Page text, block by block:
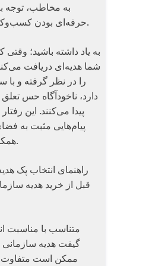
به مخاطب، توجه
حرفه‌ای بودن کسب‌وکار را به همراه دارد.
به یاد داشته باشید؛ وقتی
شما هدیه‌ای دریافت
را در نظر گرفته و با
دارد، ناخودآگاه حس
پیدا می‌کنند. این
پیام‌هایی مثبت به
همکاران منتقل می‌کند.
راهنمای انتخاب پک
قبل از خرید هدیه
متناسب با مناسبت
گیفت هدیه سازمانی
ممکن است متفاوت